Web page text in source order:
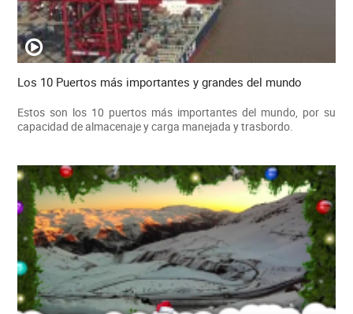
Los 10 Puertos más importantes y grandes del mundo
Estos son los 10 puertos más importantes del mundo, por su
capacidad de almacenaje y carga manejada y trasbordo.